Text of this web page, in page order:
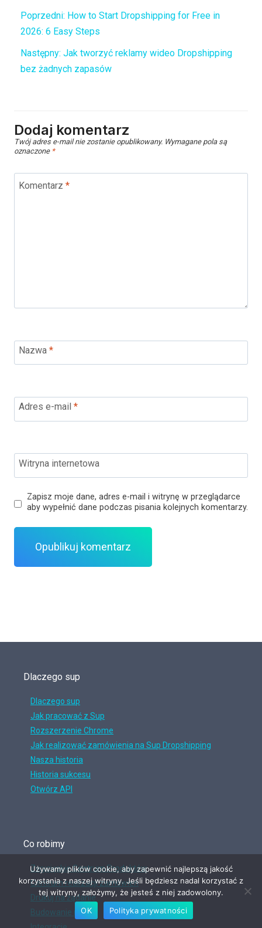
Poprzedni: How to Start Dropshipping for Free in
2026: 6 Easy Steps
Następny: Jak tworzyć reklamy wideo Dropshipping
bez żadnych zapasów
Dodaj komentarz
Twój adres e-mail nie zostanie opublikowany. Wymagane pola są
oznaczone *
Komentarz *
Nazwa *
Adres e-mail *
Witryna internetowa
Zapisz moje dane, adres e-mail i witrynę w przeglądarce
aby wypełnić dane podczas pisania kolejnych komentarzy.
Dlaczego sup
Dlaczego sup
Jak pracować z Sup
Rozszerzenie Chrome
Jak realizować zamówienia na Sup Dropshipping
Nasza historia
Historia sukcesu
Otwórz API
Co robimy
Zwycięskie Centrum Produktów
Centrum realizacji zamówień
Drukuj na żądanie
Budowanie marki
Używamy plików cookie, aby zapewnić najlepszą jakość
korzystania z naszej witryny. Jeśli będziesz nadal korzystać z
tej witryny, założymy, że jesteś z niej zadowolony.
OK
Polityka prywatności